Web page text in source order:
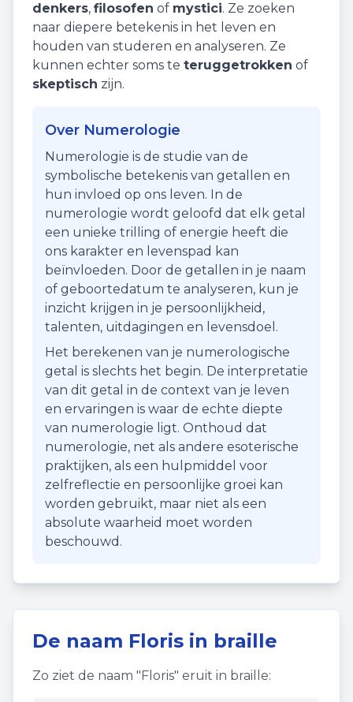
denkers, filosofen of mystici. Ze zoeken
naar diepere betekenis in het leven en
houden van studeren en analyseren. Ze
kunnen echter soms te teruggetrokken of
skeptisch zijn.
Over Numerologie
Numerologie is de studie van de
symbolische betekenis van getallen en
hun invloed op ons leven. In de
numerologie wordt geloofd dat elk getal
een unieke trilling of energie heeft die
ons karakter en levenspad kan
beïnvloeden. Door de getallen in je naam
of geboortedatum te analyseren, kun je
inzicht krijgen in je persoonlijkheid,
talenten, uitdagingen en levensdoel.
Het berekenen van je numerologische
getal is slechts het begin. De interpretatie
van dit getal in de context van je leven
en ervaringen is waar de echte diepte
van numerologie ligt. Onthoud dat
numerologie, net als andere esoterische
praktijken, als een hulpmiddel voor
zelfreflectie en persoonlijke groei kan
worden gebruikt, maar niet als een
absolute waarheid moet worden
beschouwd.
De naam Floris in braille
Zo ziet de naam "Floris" eruit in braille: